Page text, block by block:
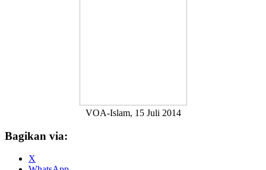
VOA-Islam, 15 Juli 2014
Bagikan via:
X